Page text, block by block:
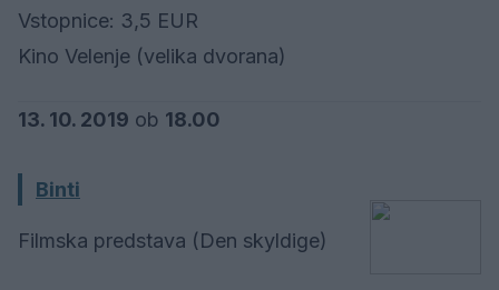
Vstopnice: 3,5 EUR
Kino Velenje (velika dvorana)
13. 10. 2019 ob 18.00
Binti
Filmska predstava (Den skyldige)